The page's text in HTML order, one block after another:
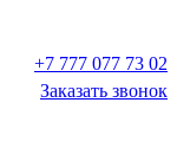
+7 777 077 73 02
Заказать звонок